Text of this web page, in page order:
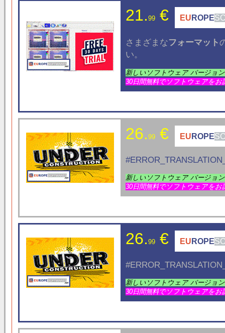
21. 99€ EU ROPE
さまざまなフォーマット
い。
新しいソフトウェア バージョ
30日間無料でソフトウェアをお
26. 99€ EU ROPE
新しいソフトウェア バージョ
30日間無料でソフトウェアをお
26. 99€ EU ROPE
新しいソフトウェア バージョ
30日間無料でソフトウェアをお